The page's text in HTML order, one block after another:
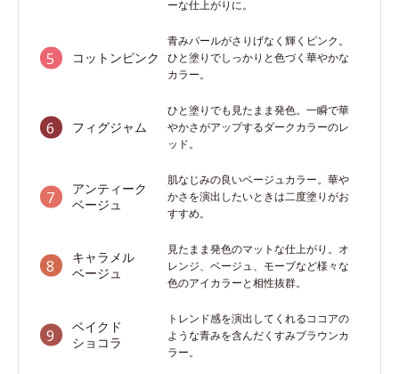
ーな仕上がりに。
コットンピンク
青みパールがさりげなく輝くピンク。
ひと塗りでしっかりと色づく華やかな
カラー。
フィグジャム
ひと塗りでも見たまま発色。一瞬で華
やかさがアップするダークカラーのレ
ッド。
アンティーク
ベージュ
肌なじみの良いベージュカラー。華や
かさを演出したいときは二度塗りがお
すすめ。
キャラメル
ベージュ
見たまま発色のマットな仕上がり。オ
レンジ、ベージュ、モーブなど様々な
色のアイカラーと相性抜群。
ベイクド
ショコラ
トレンド感を演出してくれるココアの
ような青みを含んだくすみブラウンカ
ラー。